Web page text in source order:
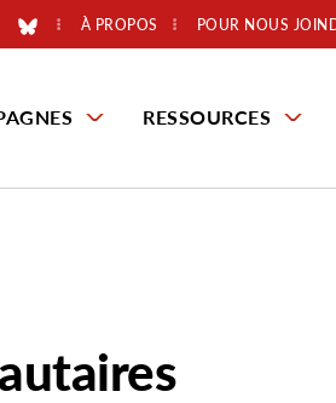
À PROPOS POUR NOUS
RESSOURCES